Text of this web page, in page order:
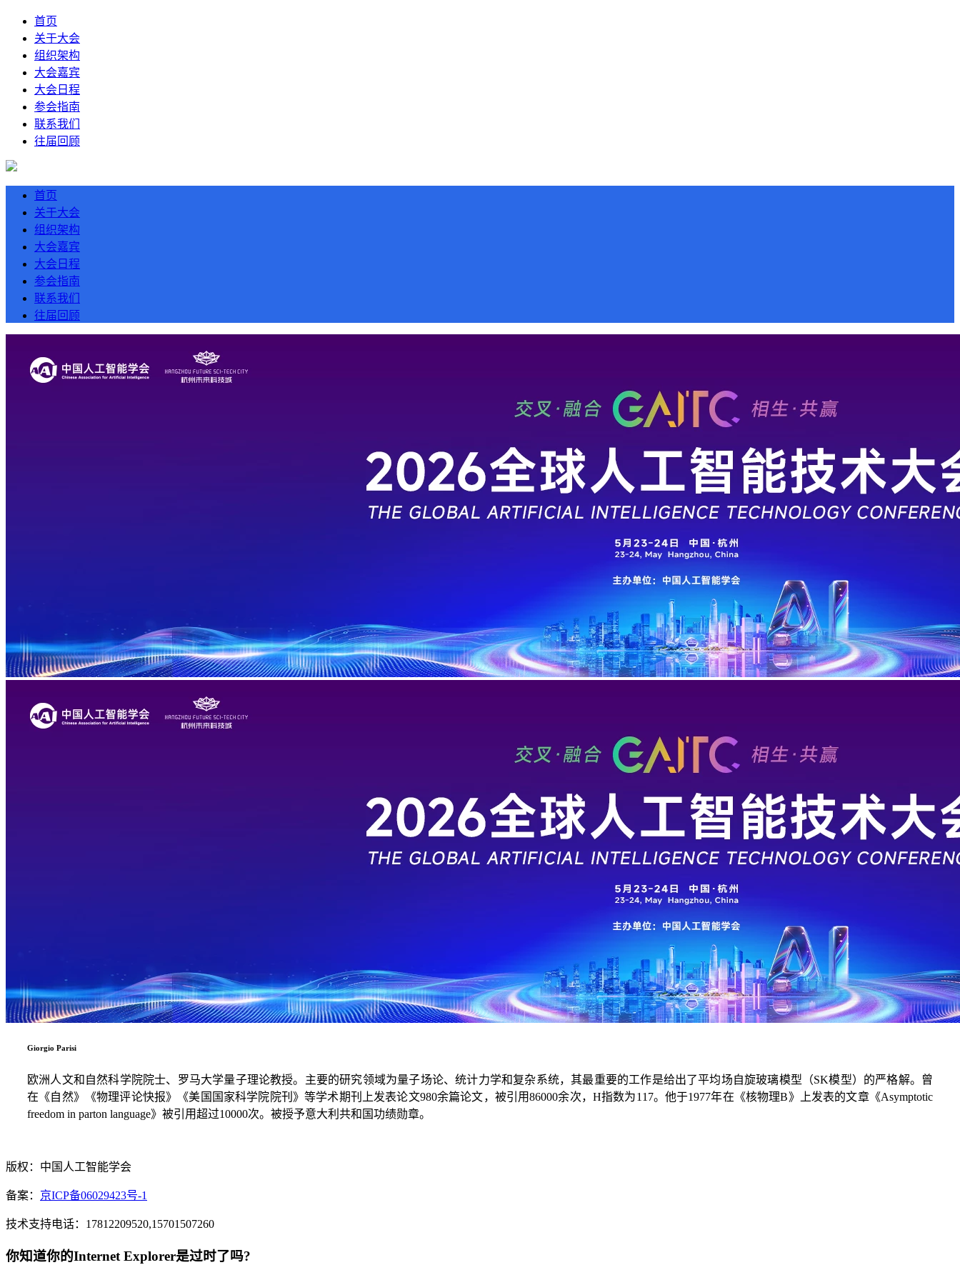
首页
关于大会
组织架构
大会嘉宾
大会日程
参会指南
联系我们
往届回顾
首页
关于大会
组织架构
大会嘉宾
大会日程
参会指南
联系我们
往届回顾
Giorgio Parisi
欧洲人文和自然科学院院士、罗马大学量子理论教授。主要的研究领域为量子场论、统计力学和复杂系统，其最重要的工作是给出了平均场自旋玻璃模型（SK模型）的严格解。曾
在《自然》《物理评论快报》《美国国家科学院院刊》等学术期刊上发表论文980余篇论文，被引用86000余次，H指数为117。他于1977年在《核物理B》上发表的文章《Asymptotic
freedom in parton language》被引用超过10000次。被授予意大利共和国功绩勋章。
版权：中国人工智能学会
备案： 京ICP备06029423号-1
技术支持电话：17812209520,15701507260
你知道你的Internet Explorer是过时了吗?